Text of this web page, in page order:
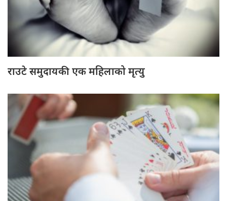
राउटे समुदायकी एक महिलाको मृत्यु